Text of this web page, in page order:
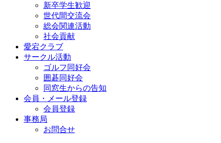
新卒学生歓迎
世代間交流会
総会関連活動
社会貢献
愛宕クラブ
サークル活動
ゴルフ同好会
囲碁同好会
同窓生からの告知
会員・メール登録
会員登録
事務局
お問合せ